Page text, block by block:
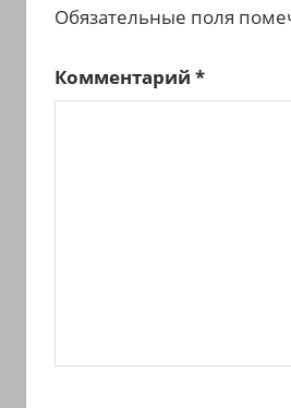
Обязательные поля
Комментарий *